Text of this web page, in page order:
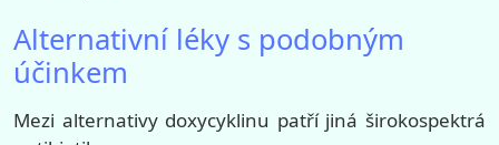
Alternativní léky s podobným
účinkem
Mezi alternativy doxycyklinu patří jiná širokospektrá